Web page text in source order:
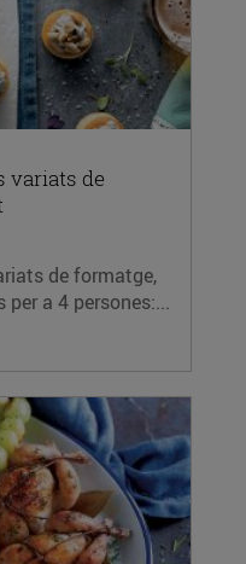
variats de
de formatge,
a 4 persones:...